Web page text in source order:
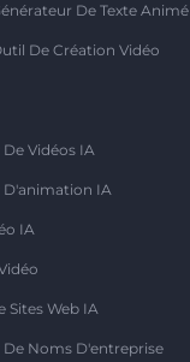
De Texte Animé
De Création Vidéo
Vidéos IA
D'animation IA
IA
Sites Web IA
De Noms D'entreprise